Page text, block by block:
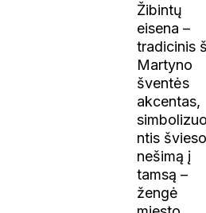
Žibintų
eisena –
tradicinis
Martyno
šventės
akcentas,
ntis
nešimą į
tamsą –
žengė